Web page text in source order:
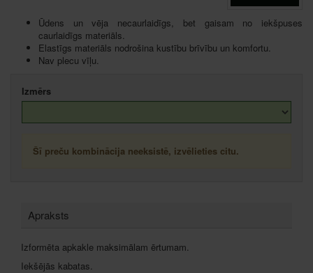
Ūdens un vēja necaurlaidīgs, bet gaisam no iekšpuses
caurlaidīgs materiāls.
Elastīgs materiāls nodrošina kustību brīvību un komfortu.
Nav plecu vīļu.
Izmērs
Šī preču kombinācija neeksistē, izvēlieties citu.
Apraksts
Izformēta apkakle maksimālam ērtumam.
Iekšējās kabatas.